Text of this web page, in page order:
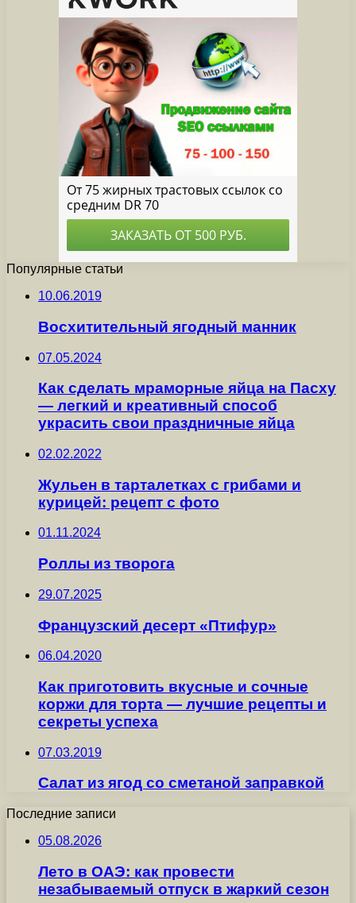
Популярные статьи
10.06.2019
Восхитительный ягодный манник
07.05.2024
Как сделать мраморные яйца на Пасху
— легкий и креативный способ
украсить свои праздничные яйца
02.02.2022
Жульен в тарталетках с грибами и
курицей: рецепт с фото
01.11.2024
Роллы из творога
29.07.2025
Французский десерт «Птифур»
06.04.2020
Как приготовить вкусные и сочные
коржи для торта — лучшие рецепты и
секреты успеха
07.03.2019
Салат из ягод со сметаной заправкой
Последние записи
05.08.2026
Лето в ОАЭ: как провести
незабываемый отпуск в жаркий сезон